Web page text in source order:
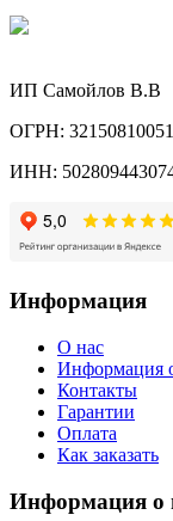
ИП Самойлов В.В
ОГРН:
ИНН:
Информация
О нас
Информация
Контакты
Гарантии
Оплата
Как заказать
Информация о